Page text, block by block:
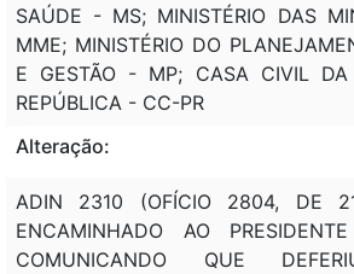
SAÚDE - MS; MINISTÉRIO DAS
MME; MINISTÉRIO DO
E GESTÃO - MP; CASA CIVIL DA
REPÚBLICA - CC-PR
Alteração:
ADIN 2310 (OFÍCIO 2804, DE
ENCAMINHADO AO
COMUNICANDO QUE